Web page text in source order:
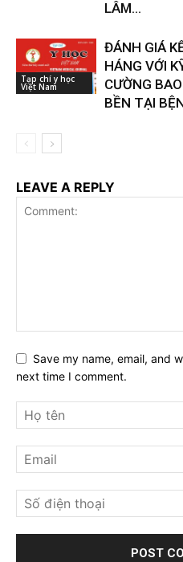
LÂM...
Tạp chí y học
Việt Nam
ĐÁNH GIÁ
HÁNG VỚI
CƯỜNG
BỀN TẠI
LEAVE A REPLY
Save my name, email, and
next time I comment.